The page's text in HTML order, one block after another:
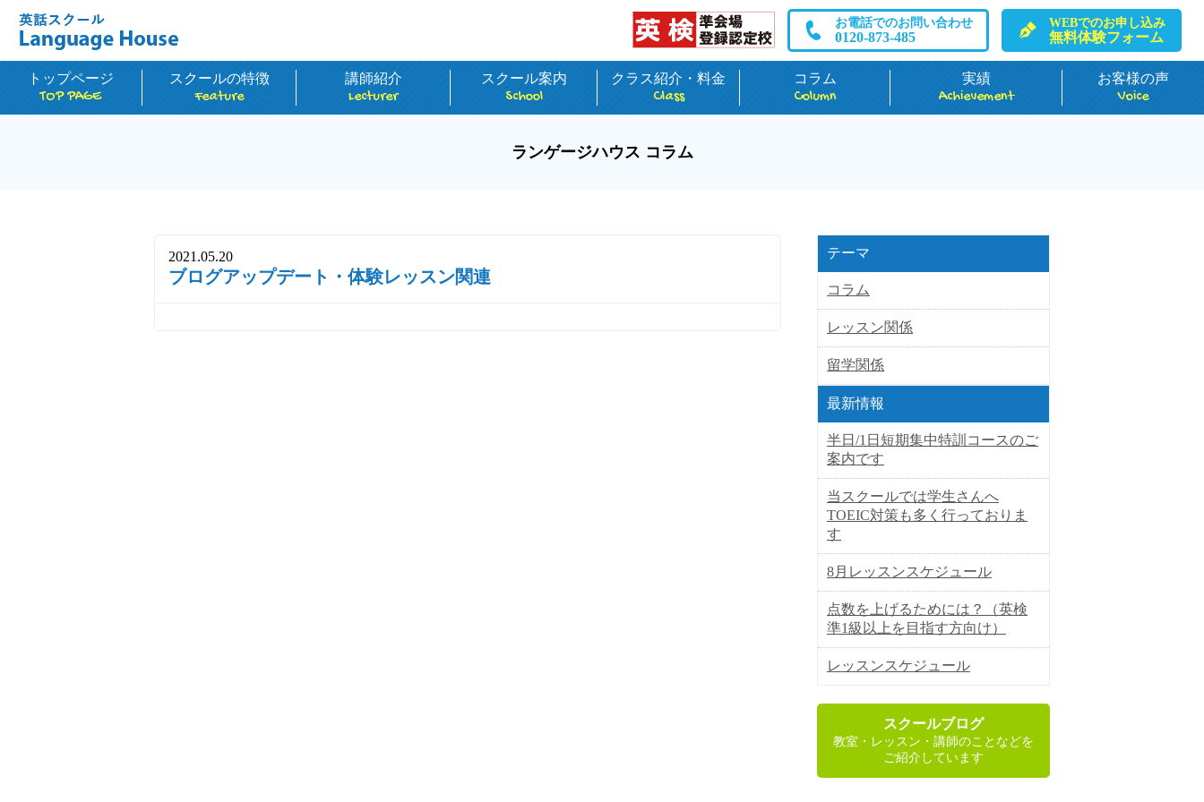
お電話でのお問い合わせ
0120-873-485
WEBでのお申し込み
無料体験フォーム
トップページ
TOP PAGE
スクールの特徴
Feature
講師紹介
Lecturer
スクール案内
School
クラス紹介・料金
Class
コラム
Column
実績
Achievement
お客様の声
Voice
ランゲージハウス コラム
2021.05.20
ブログアップデート・体験レッスン関連
テーマ
コラム
レッスン関係
留学関係
最新情報
半日/1日短期集中特訓コースのご
案内です
当スクールでは学生さんへ
TOEIC対策も多く行っておりま
す
8月レッスンスケジュール
点数を上げるためには？（英検
準1級以上を目指す方向け）
レッスンスケジュール
スクールブログ
教室・レッスン・講師のことなどを
ご紹介しています